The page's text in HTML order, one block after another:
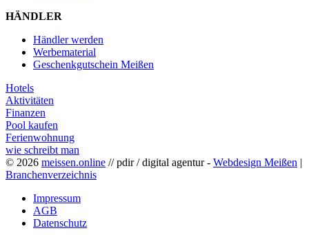
HÄNDLER
Händler werden
Werbematerial
Geschenkgutschein Meißen
Hotels
Aktivitäten
Finanzen
Pool kaufen
Ferienwohnung
wie schreibt man
© 2026 meissen.online // pdir / digital agentur - Webdesign Meißen |
Branchenverzeichnis
Impressum
AGB
Datenschutz